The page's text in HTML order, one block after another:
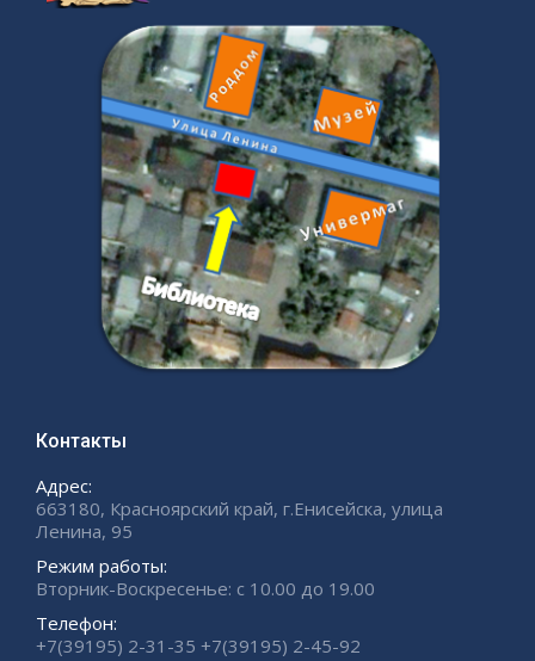
Контакты
Адрес:
663180, Красноярский край, г.Енисейска, улица
Ленина, 95
Режим работы:
Вторник-Воскресенье: с 10.00 до 19.00
Телефон:
+7(39195) 2-31-35 +7(39195) 2-45-92